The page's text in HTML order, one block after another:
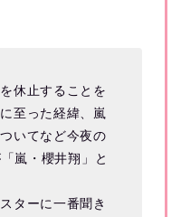
休止することを
至った経緯、嵐
いてなど今夜の
嵐・櫻井翔」と
ターに一番聞き